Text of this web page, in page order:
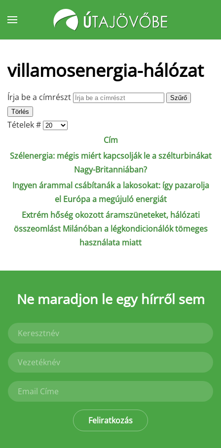
Fő tartalom átugrása
villamosenergia-hálózat
Írja be a címrészt
Szűrő
Törlés
Tételek #
Cím
Szélenergia: mégis miért kapcsolják le a szélturbinákat
Nagy-Britanniában?
Ingyen árammal csábítanák a lakosokat: így pazarolja
el Európa a megújuló energiát
Extrém hőség okozott áramszüneteket, hálózati
összeomlást Milánóban a légkondicionálók tömeges
használata miatt
Ne maradjon le egy hírről sem
Feliratkozás